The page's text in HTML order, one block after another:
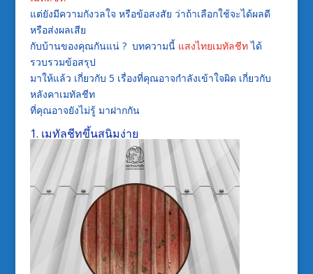
แต่ยังมีความกังวลใจ หรือข้อสงสัย ว่าถ้าเลือกใช้จะได้ผลดี
หรือส่งผลเสีย
กับบ้านของคุณกันแน่? บทความนี้ แสงไทยเมทัลชีท ได้
รวบรวมข้อสรุป
มาให้แล้ว เกี่ยวกับ 5 เรื่องที่คุณอาจกำลังเข้าใจผิด เกี่ยวกับ
หลังคาเมทัลชีท
ที่คุณอาจยังไม่รู้ มาฝากกัน
1. เมทัลชีทขึ้นสนิมง่าย